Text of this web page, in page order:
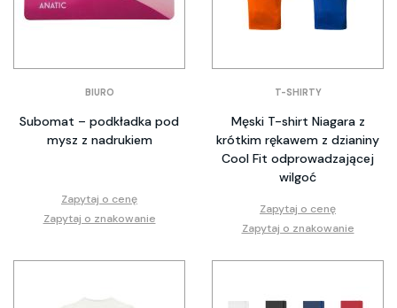
BIURO
Subomat – podkładka pod
mysz z nadrukiem
Zapytaj o cenę
Zapytaj o znakowanie
T-SHIRTY
Męski T-shirt Niagara z
krótkim rękawem z dzianiny
Cool Fit odprowadzającej
wilgoć
Zapytaj o cenę
Zapytaj o znakowanie